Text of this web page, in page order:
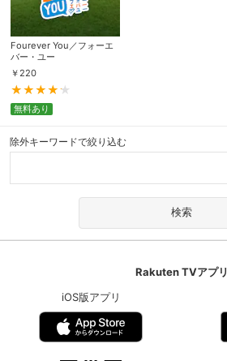
Fourever You／フォーエ
バー・ユー
￥ 220
無料あり
除外キーワードで絞り込む
Rakuten TVアプリ
iOS版アプリ